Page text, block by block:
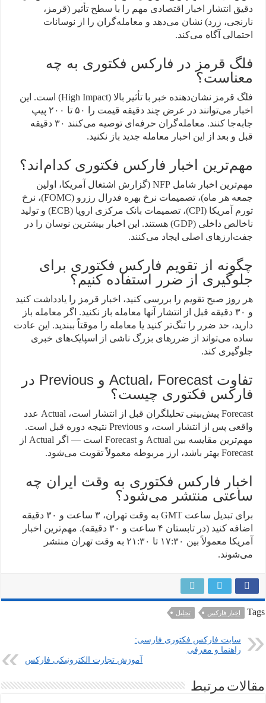
دقیق انتشار اخبار اقتصادی مهم را با سطح تأثیر (قرمز،
نارنجی، زرد) نشان می‌دهد و معامله‌گران را از نوسانات
احتمالی آگاه می‌کند.
فلگ قرمز در فارکس فکتوری به چه
معناست؟
فلگ قرمز نشان‌دهنده خبر با تأثیر بالا (High Impact) است. این
اخبار می‌توانند در عرض چند دقیقه قیمت را ۵۰ تا ۲۰۰ پیپ
جابه‌جا کنند. معامله‌گران حرفه‌ای توصیه می‌کنند ۳۰ دقیقه
قبل و بعد از این اخبار معامله جدید باز نکنید.
مهم‌ترین اخبار فارکس فکتوری کدام‌اند؟
مهم‌ترین اخبار شامل NFP (گزارش اشتغال آمریکا، اولین
جمعه هر ماه)، تصمیمات نرخ بهره فدرال رزرو (FOMC)، نرخ
تورم آمریکا (CPI)، تصمیمات بانک مرکزی اروپا (ECB) و تولید
ناخالص داخلی (GDP) هستند. این اخبار بیشترین نوسان را در
جفت‌ارزهای اصلی ایجاد می‌کنند.
چگونه از تقویم فارکس فکتوری برای
جلوگیری از ضرر استفاده کنیم؟
هر روز صبح تقویم را بررسی کنید، اخبار قرمز را یادداشت کنید
و ۳۰ دقیقه قبل از انتشار آنها معامله باز نکنید. اگر معامله باز
دارید، حد ضرر را تنگ‌تر کنید یا معامله را موقتاً ببندید. این عادت
ساده می‌تواند از ضررهای بزرگ ناشی از اسپایک‌های خبری
جلوگیری کند.
تفاوت Actual، Forecast و Previous در
فارکس فکتوری چیست؟
Forecast پیش‌بینی تحلیلگران قبل از انتشار است، Actual عدد
واقعی پس از انتشار است، و Previous نتیجه دوره قبل است.
مهم‌ترین مقایسه بین Actual و Forecast است — اگر Actual از
Forecast بهتر باشد، ارز مربوطه معمولاً تقویت می‌شود.
اخبار فارکس فکتوری به وقت ایران چه
ساعتی منتشر می‌شود؟
برای تبدیل ساعت GMT به وقت تهران، ۳ ساعت و ۳۰ دقیقه
اضافه کنید (در تابستان ۴ ساعت و ۳۰ دقیقه). مهم‌ترین اخبار
آمریکا معمولاً بین ۱۷:۳۰ تا ۲۱:۳۰ به وقت تهران منتشر
می‌شوند.
Tags اخبار فارکس تحلیل
سایت فارکس فکتوری فارسی:
راهنما و معرفی
آموزش تجارت الکترونیکی فارکس
مقالات مرتبط